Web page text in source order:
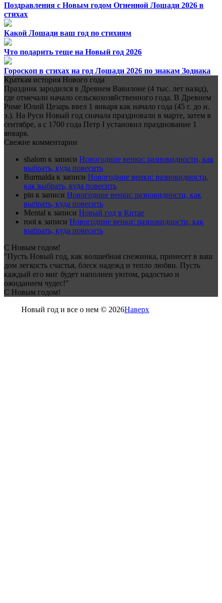
Поздравления с Новым годом Огненной Лошади 2026 в
стихах
Какой Лошади ваш год по стихиям
Что подарить теще на Новый год 2026
Гороскоп в стихах на год Лошади 2026 по знакам Зодиака
Краткая история Нового года
Праздник зародился в Древнем Вавилоне (4 тыс. лет назад),
где отмечали начало сельскохозяйственного года. В Древнем
Риме Юлий Цезарь ввел 1 января как начало года (45 г. до н.
э.). На Руси Новый год сначала праздновали в марте, затем в
сентябре, а с 1700 года Петр I установил празднование 1
января.
Свежие комментарии
shalom к записи Новогодние венки: разновидности, как
выбрать, куда повесить
Burmalda к записи Новогодние венки: разновидности,
как выбрать, куда повесить
pin к записи Новогодние венки: разновидности, как
выбрать, куда повесить
Mental к записи Новый год в Китае
root к записи Новогодние венки: разновидности, как
выбрать, куда повесить
С Новым годом!
"Пусть Новый год, как волшебная снежинка, принесет в ваш
дом легкость счастья, блеск надежд и тепло любви. Пусть
каждый его миг будет наполнен уютом, радостью и
ожиданием чудес!"
С Новым годом!
Новый год и все о нем © 2026Наверх